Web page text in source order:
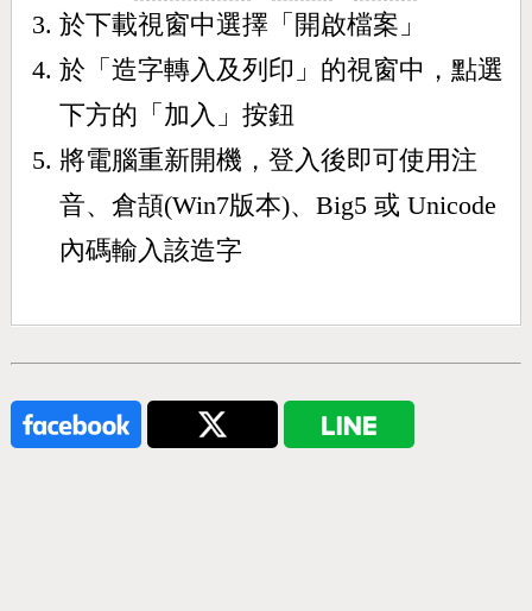
於下載視窗中選擇「開啟檔案」
於「造字轉入及列印」的視窗中，點選
下方的「加入」按鈕
將電腦重新開機，登入後即可使用注
音、倉頡(Win7版本)、Big5 或 Unicode
內碼輸入該造字